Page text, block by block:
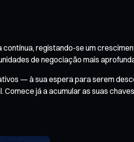
registando-se um
de negociação mais
— à sua espera para serem
já a acumular as suas